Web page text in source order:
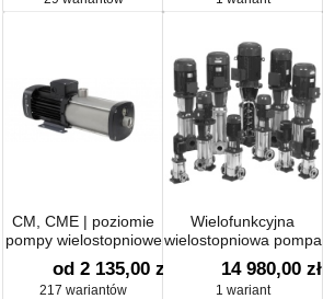
CM, CME | poziomie
pompy wielostopniowe
od 2 135,00 zł
217 wariantów
Wielofunkcyjna
wielostopniowa pompa
Lowara ITT e-SV
15SV
14 980,00 zł
1 wariant